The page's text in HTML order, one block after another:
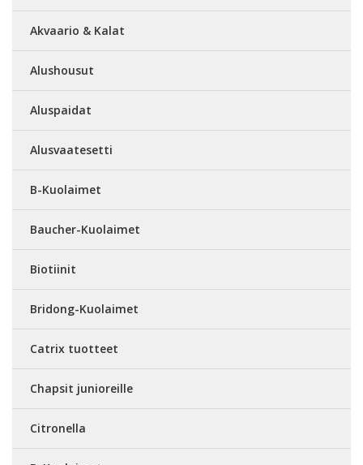
Akvaario & Kalat
Alushousut
Aluspaidat
Alusvaatesetti
B-Kuolaimet
Baucher-Kuolaimet
Biotiinit
Bridong-Kuolaimet
Catrix tuotteet
Chapsit junioreille
Citronella